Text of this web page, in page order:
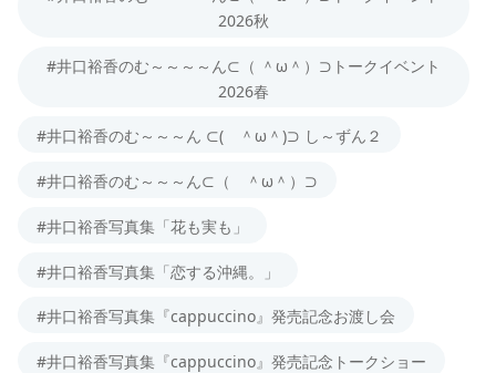
2026秋
#井口裕香のむ～～～～ん⊂（ ＾ω＾）⊃トークイベント
2026春
#井口裕香のむ～～～ん ⊂( ＾ω＾)⊃ し～ずん２
#井口裕香のむ～～～ん⊂（ ＾ω＾）⊃
#井口裕香写真集「花も実も」
#井口裕香写真集「恋する沖縄。」
#井口裕香写真集『cappuccino』発売記念お渡し会
#井口裕香写真集『cappuccino』発売記念トークショー